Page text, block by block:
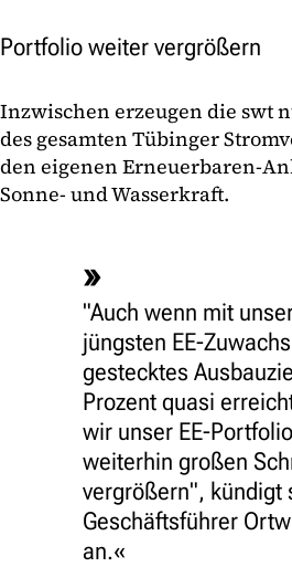
Portfolio weiter vergrößern
Inzwischen erzeugen die swt
des gesamten Tübinger
den eigenen Erneuerbaren-
Sonne- und Wasserkraft.
"Auch wenn mit
jüngsten EE-
gestecktes
Prozent quasi
wir unser EE-
weiterhin großen
vergrößern", kündigt
Geschäftsführer
an.